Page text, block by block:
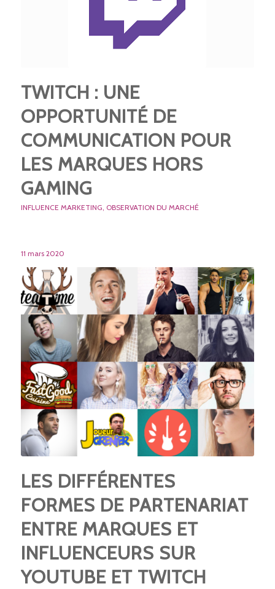
TWITCH : UNE
OPPORTUNITÉ DE
COMMUNICATION POUR
LES MARQUES HORS
GAMING
INFLUENCE MARKETING OBSERVATION DU MARCHÉ
11 mars 2020
LES DIFFÉRENTES
FORMES DE PARTENARIAT
ENTRE MARQUES ET
INFLUENCEURS SUR
YOUTUBE ET TWITCH